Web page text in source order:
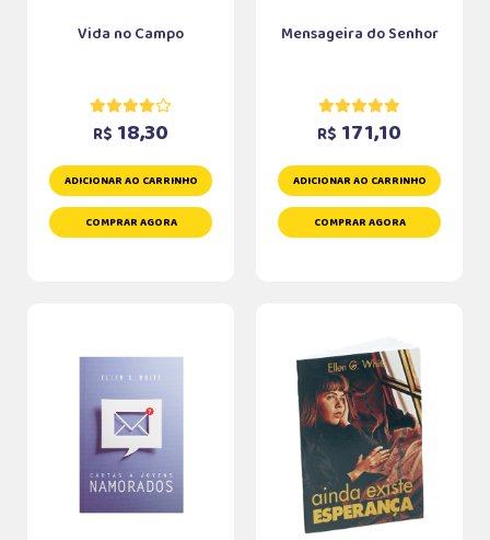
Vida no Campo
R$ 18,30
ADICIONAR AO CARRINHO
COMPRAR AGORA
Mensageira do Senhor
R$ 171,10
ADICIONAR AO CARRINHO
COMPRAR AGORA